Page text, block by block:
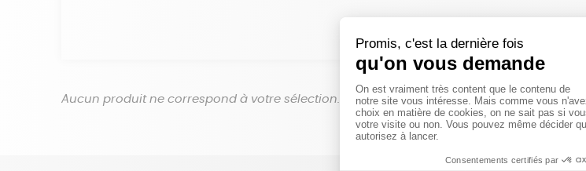
Aucun produit ne correspond à votre sélection.